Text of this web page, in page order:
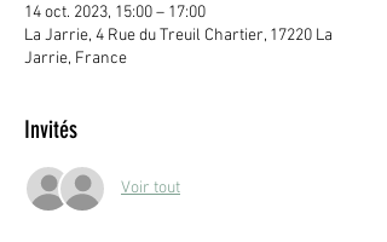
14 oct. 2023, 15:00 – 17:00
La Jarrie, 4 Rue du Treuil Chartier, 17220 La
Jarrie, France
Invités
Voir tout